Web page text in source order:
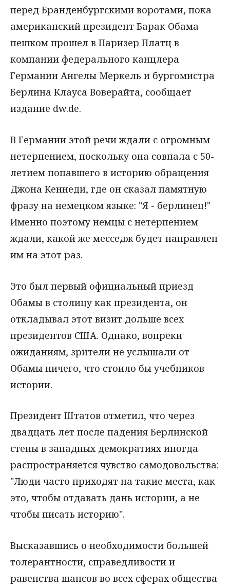
перед Бранденбургскими воротами, пока
американский президент Барак Обама
пешком прошел в Паризер Платц в
компании федерального канцлера
Германии Ангелы Меркель и бургомистра
Берлина Клауса Воверайта, сообщает
издание dw.de.
В Германии этой речи ждали с огромным
нетерпением, поскольку она совпала с 50-
летием попавшего в историю обращения
Джона Кеннеди, где он сказал памятную
фразу на немецком языке: "Я - берлинец!"
Именно поэтому немцы с нетерпением
ждали, какой же месседж будет направлен
им на этот раз.
Это был первый официальный приезд
Обамы в столицу как президента, он
откладывал этот визит дольше всех
президентов США. Однако, вопреки
ожиданиям, зрители не услышали от
Обамы ничего, что стоило бы учебников
истории.
Президент Штатов отметил, что через
двадцать лет после падения Берлинской
стены в западных демократиях иногда
распространяется чувство самодовольства:
"Люди часто приходят на такие места, как
это, чтобы отдавать дань истории, а не
чтобы писать историю".
Высказавшись о необходимости большей
толерантности, справедливости и
равенства шансов во всех сферах общества